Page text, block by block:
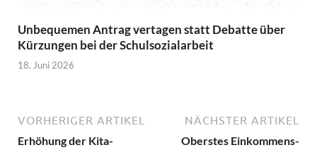
Unbequemen Antrag vertagen statt Debatte über
Kürzungen bei der Schulsozialarbeit
18. Juni 2026
VORHERIGER ARTIKEL
Erhöhung der Kita-
NÄCHSTER ARTIKEL
Oberstes Einkommens-